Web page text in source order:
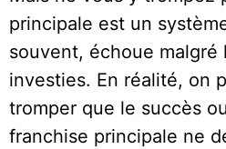
principale est un
souvent, échoue malgré
investies. En réalité, on
tromper que le succès ou
franchise principale ne